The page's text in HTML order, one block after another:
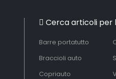
Cerca articoli per
Barre portatutto
Braccioli auto
Copriauto